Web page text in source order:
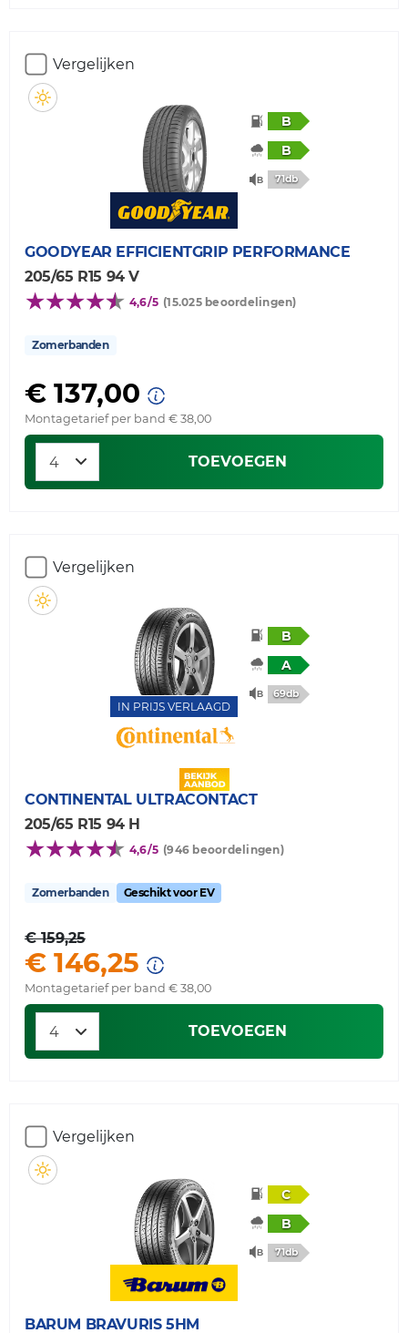
Vergelijken
B
B
71db
GOODYEAR EFFICIENTGRIP PERFORMANCE
205/65 R15 94 V
4,6/5 (15.025 beoordelingen)
Zomerbanden
€ 137,00
Montagetarief per band € 38,00
TOEVOEGEN
Vergelijken
IN PRIJS VERLAAGD
B
A
69db
CONTINENTAL ULTRACONTACT
205/65 R15 94 H
4,6/5 (946 beoordelingen)
Zomerbanden Geschikt voor EV
€ 159,25
€ 146,25
Montagetarief per band € 38,00
TOEVOEGEN
Vergelijken
C
B
71db
BARUM BRAVURIS 5HM